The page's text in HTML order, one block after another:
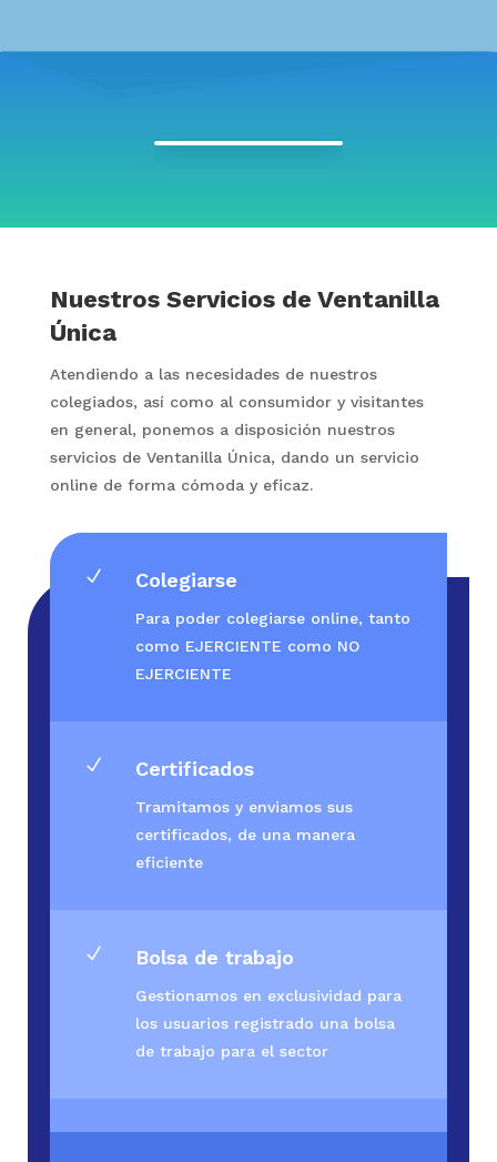
Nuestros Servicios de Ventanilla
Única
Atendiendo a las necesidades de nuestros
colegiados, así como al consumidor y visitantes
en general, ponemos a disposición nuestros
servicios de Ventanilla Única, dando un servicio
online de forma cómoda y eficaz.
N Colegiarse
Para poder colegiarse online, tanto
como EJERCIENTE como NO
EJERCIENTE
N Certificados
Tramitamos y enviamos sus
certificados, de una manera
eficiente
N Bolsa de trabajo
Gestionamos en exclusividad para
los usuarios registrado una bolsa
de trabajo para el sector